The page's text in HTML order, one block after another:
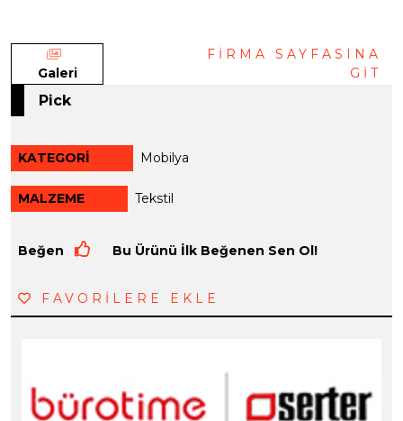
Galeri
FİRMA SAYFASINA
GİT
Pick
KATEGORİ Mobilya
MALZEME Tekstil
Beğen Bu Ürünü İlk Beğenen Sen Ol!
FAVORİLERE EKLE